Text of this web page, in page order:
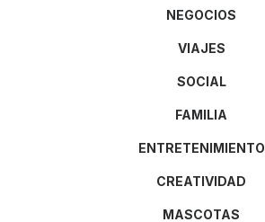
NEGOCIOS
VIAJES
SOCIAL
FAMILIA
ENTRETENIMIENTO
CREATIVIDAD
MASCOTAS